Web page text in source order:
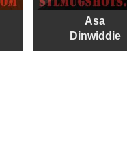
Asa
Dinwiddie